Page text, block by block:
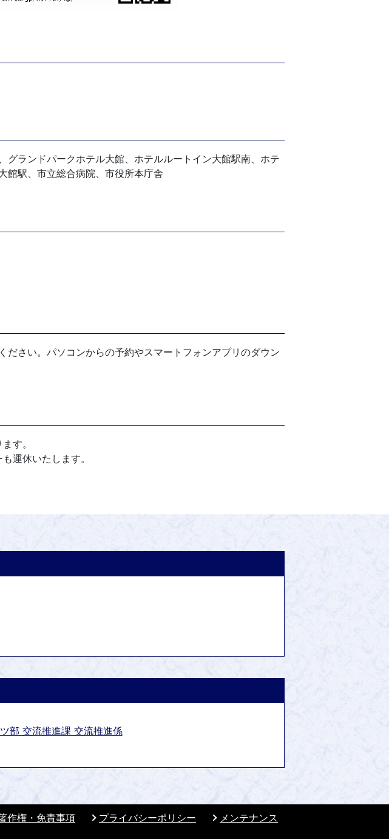
ランドパークホテル大館、ホテルルートイン大館駅南、ホテ
館駅、市立総合病院、市役所本庁舎
ださい。パソコンからの予約やスマートフォンアプリのダウン
す。
運休いたします。
部 交流推進課 交流推進係
作権・免責事項 プライバシーポリシー
メンテナンス